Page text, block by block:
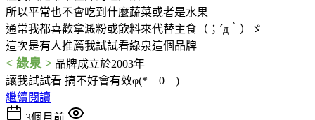
所以平常也不會吃到什麼蔬菜或者是水果
通常我都喜歡拿澱粉或飲料來代替主食（；´д｀）ゞ
這次是有人推薦我試試看綠泉這個品牌
< 綠泉 > 品牌成立於2003年
讓我試試看 搞不好會有效φ(*￣0￣)
繼續閱讀
3個月前